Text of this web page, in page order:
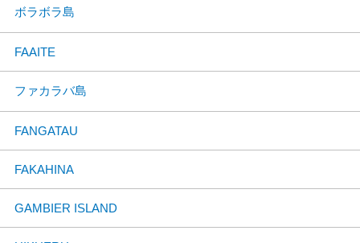
ボラボラ島
FAAITE
ファカラバ島
FANGATAU
FAKAHINA
GAMBIER ISLAND